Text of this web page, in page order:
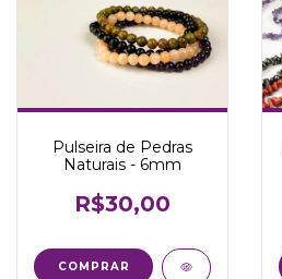
Pulseira de Pedras
Naturais - 6mm
R$30,00
COMPRAR